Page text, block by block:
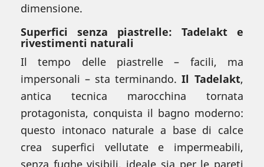
dimensione.
Superfici senza piastrelle: Tadelakt e
rivestimenti naturali
Il tempo delle piastrelle – facili, ma
impersonali – sta terminando. Il Tadelakt,
antica tecnica marocchina tornata
protagonista, conquista il bagno moderno:
questo intonaco naturale a base di calce
crea superfici vellutate e impermeabili,
senza fughe visibili, ideale sia per le pareti